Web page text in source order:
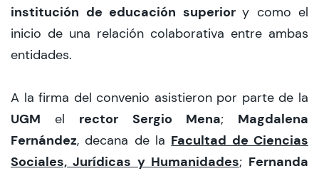
institución de educación superior y como el
inicio de una relación colaborativa entre ambas
entidades.
A la firma del convenio asistieron por parte de la
UGM el rector Sergio Mena; Magdalena
Fernández, decana de la Facultad de Ciencias
Sociales, Jurídicas y Humanidades; Fernanda